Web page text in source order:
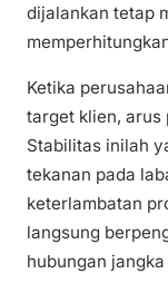
dijalankan tetap
Ketika
target klien, arus
Stabilitas inilah
tekanan pada
keterlambatan
langsung
hubungan